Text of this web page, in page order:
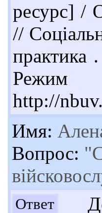
ресурс] /
//
http://
Имя:
Вопрос:
Ответ